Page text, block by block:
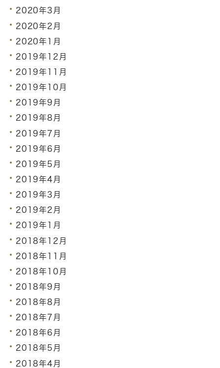
2020年3月
2020年2月
2020年1月
2019年12月
2019年11月
2019年10月
2019年9月
2019年8月
2019年7月
2019年6月
2019年5月
2019年4月
2019年3月
2019年2月
2019年1月
2018年12月
2018年11月
2018年10月
2018年9月
2018年8月
2018年7月
2018年6月
2018年5月
2018年4月